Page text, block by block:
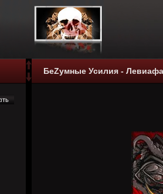
БеZумные Усилия -